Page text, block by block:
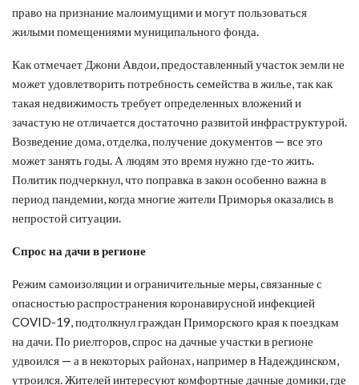
право на признание малоимущими и могут пользоваться
жилыми помещениями муниципального фонда.
Как отмечает Джони Авдои, предоставленный участок земли не
может удовлетворить потребность семейства в жилье, так как
такая недвижимость требует определенных вложений и
зачастую не отличается достаточно развитой инфраструктурой.
Возведение дома, отделка, получение документов — все это
может занять годы. А людям это время нужно где-то жить.
Политик подчеркнул, что поправка в закон особенно важна в
период пандемии, когда многие жители Приморья оказались в
непростой ситуации.
Спрос на дачи в регионе
Режим самоизоляции и ограничительные меры, связанные с
опасностью распространения коронавирусной инфекцией
COVID-19, подтолкнул граждан Приморского края к поездкам
на дачи. По риелторов, спрос на дачные участки в регионе
удвоился — а в некоторых районах, например в Надеждинском,
утроился. Жителей интересуют комфортные дачные домики, где